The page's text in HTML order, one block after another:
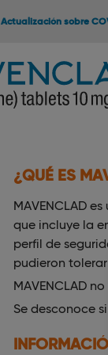
Actualización sobre
¿QUÉ ES
MAVENCLAD
que incluye la
perfil de
pudieron
MAVENCLAD
Se desconoce